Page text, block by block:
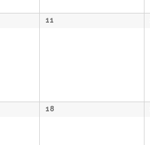
11
18